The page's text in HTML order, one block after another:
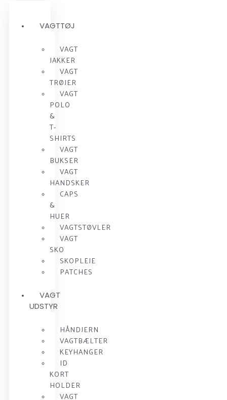
VAGTTØJ
VAGT
JAKKER
VAGT
TRØJER
VAGT
POLO
&
T-
SHIRTS
VAGT
BUKSER
VAGT
HANDSKER
CAPS
&
HUER
VAGTSTØVLER
VAGT
SKO
SKOPLEJE
PATCHES
VAGT
UDSTYR
HÅNDJERN
VAGTBÆLTER
KEYHANGER
ID
KORT
HOLDER
VAGT